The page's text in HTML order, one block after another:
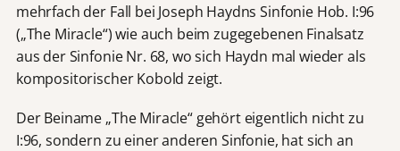
mehrfach der Fall bei Joseph Haydns Sinfonie Hob. I:96
(„The Miracle“) wie auch beim zugegebenen Finalsatz
aus der Sinfonie Nr. 68, wo sich Haydn mal wieder als
kompositorischer Kobold zeigt.
Der Beiname „The Miracle“ gehört eigentlich nicht zu
I:96, sondern zu einer anderen Sinfonie, hat sich an